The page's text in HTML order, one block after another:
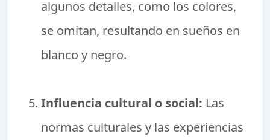
algunos detalles, como los colores,
se omitan, resultando en sueños en
blanco y negro.
Influencia cultural o social: Las
normas culturales y las experiencias